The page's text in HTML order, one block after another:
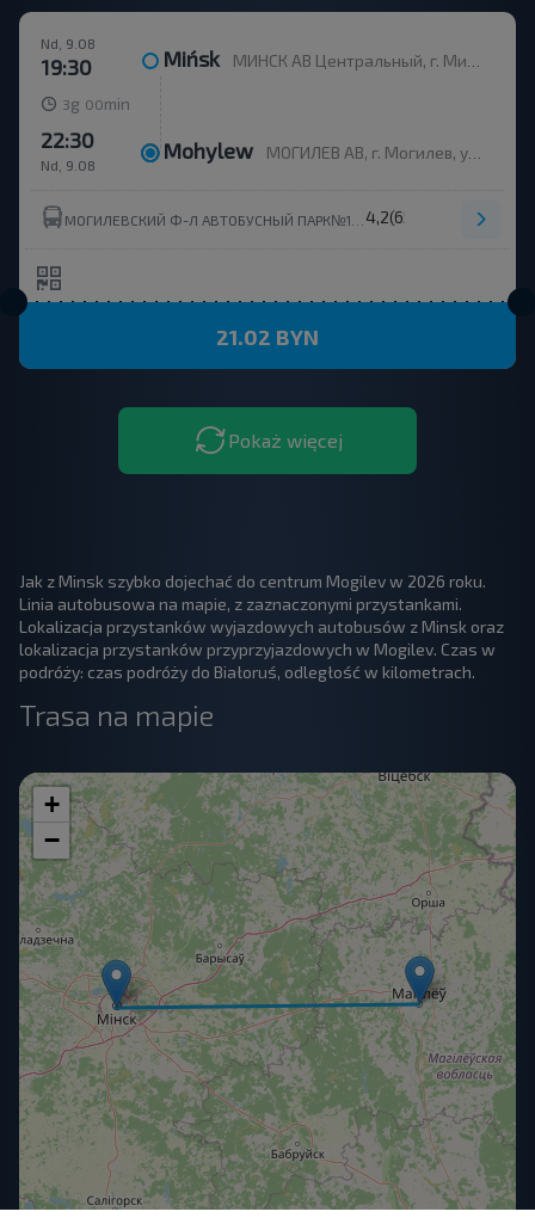
Nd, 9.08
19:30 Mińsk МИНСК АВ Центральный, г. Минск, ул. Бобруйская, 6
3g 00 min
Nd, 9.08
22:30 Mohylew МОГИЛЕВ АВ, г. Могилев, ул. Ленинская 93, Беларусь
4,2(65)
21.02 BYN
Pokaż więcej
Jak z Minsk szybko dojechać do centrum Mogilev w 2026 roku.
Linia autobusowa na mapie, z zaznaczonymi przystankami.
Lokalizacja przystanków wyjazdowych autobusów z Minsk oraz
lokalizacja przystanków przyprzyjazdowych w Mogilev. Czas w
podróży: czas podróży do Białoruś, odległość w kilometrach.
Trasa na mapie
+
−